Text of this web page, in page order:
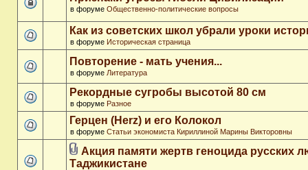
в форуме Общественно-политические вопросы
Как из советских школ убрали уроки
в форуме Историческая страница
Повторение - мать учения...
в форуме Литература
Рекордные сугробы высотой 80 см
в форуме Разное
Герцен (Herz) и его Колокол
в форуме Статьи экономиста Кириллиной Марины Викторовны
Акция памяти жертв геноцида русских
Таджикистане